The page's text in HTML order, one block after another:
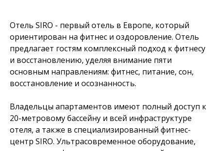
Отель SIRO - первый отель в Европе, который
ориентирован на фитнес и оздоровление. Отель
предлагает гостям комплексный подход к фитнесу
и восстановлению, уделяя внимание пяти
основным направлениям: фитнес, питание, сон,
восстановление и осознанность.
Владельцы апартаментов имеют полный доступ к
20-метровому бассейну и всей инфраструктуре
отеля, а также в специализированный фитнес-
центр SIRO. Ультрасовременное оборудование,